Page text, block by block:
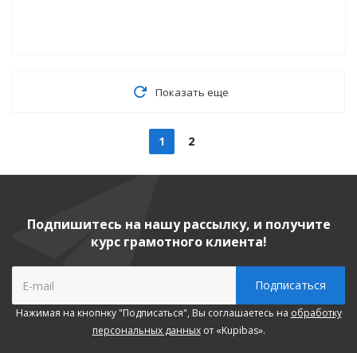
Показать еще
1 2
Подпишитесь на нашу рассылку, и получите
курс грамотного клиента!
Нажимая на кнопнку "Подписаться", Вы соглашаетесь на обработку
персональных данныхот «Kupibas».